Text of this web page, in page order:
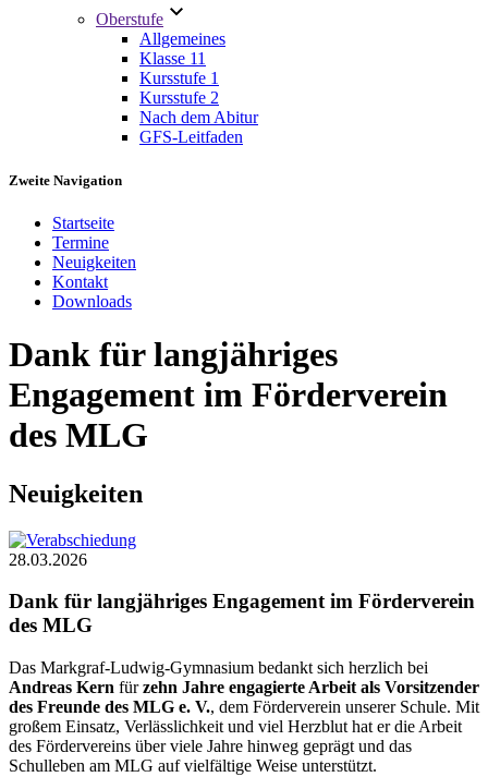
Oberstufe
Allgemeines
Klasse 11
Kursstufe 1
Kursstufe 2
Nach dem Abitur
GFS-Leitfaden
Zweite Navigation
Startseite
Termine
Neuigkeiten
Kontakt
Downloads
Dank für langjähriges
Engagement im Förderverein
des MLG
Neuigkeiten
28.03.2026
Dank für langjähriges Engagement im Förderverein
des MLG
Das Markgraf-Ludwig-Gymnasium bedankt sich herzlich bei
Andreas Kern fürzehn Jahre engagierte Arbeit als Vorsitzender
des Freunde des MLG e. V., dem Förderverein unserer Schule. Mit
großem Einsatz, Verlässlichkeit und viel Herzblut hat er die Arbeit
des Fördervereins über viele Jahre hinweg geprägt und das
Schulleben am MLG auf vielfältige Weise unterstützt.